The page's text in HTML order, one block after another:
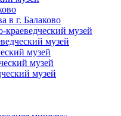
в г. Балаково
музей
музей
музей
музей
музей